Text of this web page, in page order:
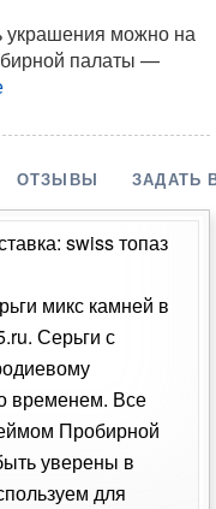
украшения можно на
палаты —
ОТЗЫВЫ ЗАДАТЬ
swiss топаз
микс камней в
Серьги с
временем. Все
Пробирной
уверены в
для